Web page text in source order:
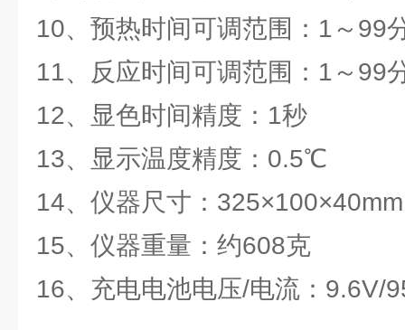
10、预热时间可调范围：1～99
11、反应时间可调范围：1～99
12、显色时间精度：1秒
13、显示温度精度：0.5℃
14、仪器尺寸：325×100×40mm
15、仪器重量：约608克
16、充电电池电压/电流：9.6V/